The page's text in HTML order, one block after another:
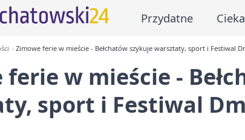
Przydatne
Zimowe ferie w mieście - Bełchatów szykuje warsztaty, sport i Festiwal
ferie w mieście -
sport i Festiwal